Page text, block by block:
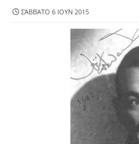
ΣΆΒΒΑΤΟ 6 ΙΟΥΝ 2015